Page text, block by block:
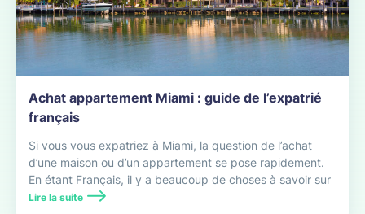
Achat appartement Miami : guide de l’expatrié
français
Si vous vous expatriez à Miami, la question de l’achat
d’une maison ou d’un appartement se pose rapidement.
En étant Français, il y a beaucoup de choses à savoir sur
l’immobilier à Miami.
Lire la suite